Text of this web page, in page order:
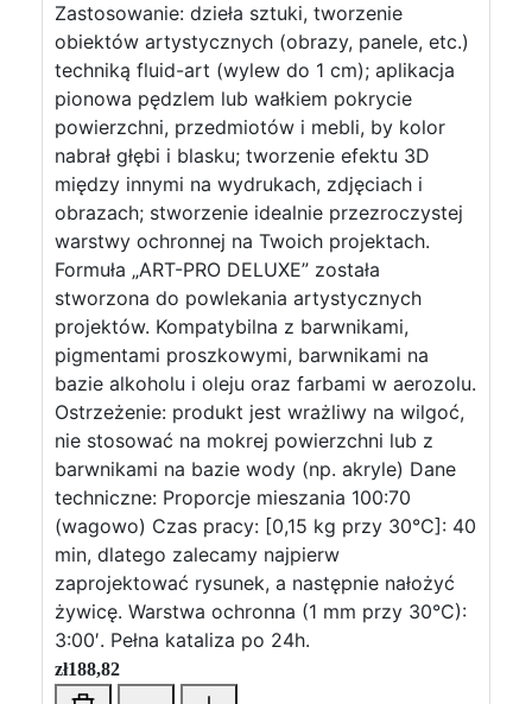
Zastosowanie: dzieła sztuki, tworzenie
obiektów artystycznych (obrazy, panele, etc.)
techniką fluid-art (wylew do 1 cm); aplikacja
pionowa pędzlem lub wałkiem pokrycie
powierzchni, przedmiotów i mebli, by kolor
nabrał głębi i blasku; tworzenie efektu 3D
między innymi na wydrukach, zdjęciach i
obrazach; stworzenie idealnie przezroczystej
warstwy ochronnej na Twoich projektach.
Formuła „ART-PRO DELUXE” została
stworzona do powlekania artystycznych
projektów. Kompatybilna z barwnikami,
pigmentami proszkowymi, barwnikami na
bazie alkoholu i oleju oraz farbami w aerozolu.
Ostrzeżenie: produkt jest wrażliwy na wilgoć,
nie stosować na mokrej powierzchni lub z
barwnikami na bazie wody (np. akryle) Dane
techniczne: Proporcje mieszania 100:70
(wagowo) Czas pracy: [0,15 kg przy 30°C]: 40
min, dlatego zalecamy najpierw
zaprojektować rysunek, a następnie nałożyć
żywicę. Warstwa ochronna (1 mm przy 30°C):
3:00′. Pełna kataliza po 24h.
zł188,82